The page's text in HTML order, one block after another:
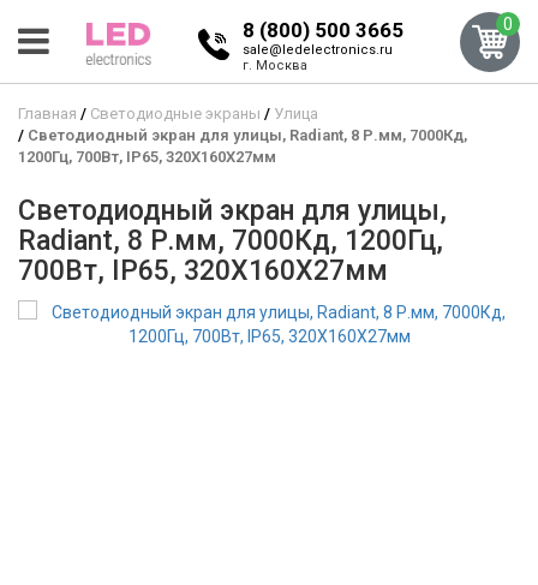
8 (800) 500 3665
sale@ledelectronics.ru
г. Москва
0
Главная Светодиодные экраны
Улица
Светодиодный экран для улицы, Radiant, 8 Р.мм, 7000Кд,
1200Гц, 700Вт, IP65, 320X160X27мм
Светодиодный экран для улицы,
Radiant, 8 Р.мм, 7000Кд, 1200Гц,
700Вт, IP65, 320X160X27мм